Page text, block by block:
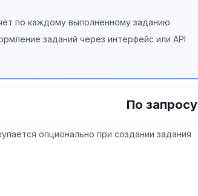
по каждому выполненному заданию
заданий через интерфейс или API
По запросу
опционально при создании задания